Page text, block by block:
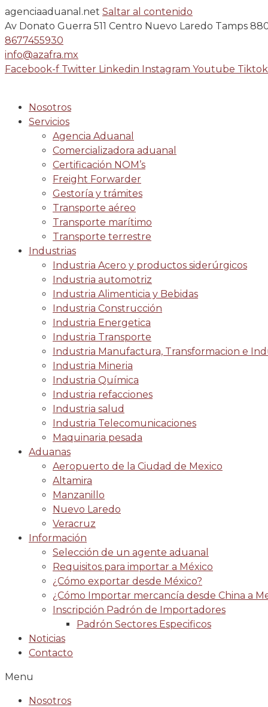
agenciaaduanal.net Saltar al contenido
Av Donato Guerra 511 Centro Nuevo Laredo Tamps
8677455930
info@azafra.mx
Facebook-f Twitter Linkedin Instagram Youtube Tiktok
Nosotros
Servicios
Agencia Aduanal
Comercializadora aduanal
Certificación NOM’s
Freight Forwarder
Gestoría y trámites
Transporte aéreo
Transporte marítimo
Transporte terrestre
Industrias
Industria Acero y productos siderúrgicos
Industria automotriz
Industria Alimenticia y Bebidas
Industria Construcción
Industria Energetica
Industria Transporte
Industria Manufactura, Transformacion e
Industria Mineria
Industria Química
Industria refacciones
Industria salud
Industria Telecomunicaciones
Maquinaria pesada
Aduanas
Aeropuerto de la Ciudad de Mexico
Altamira
Manzanillo
Nuevo Laredo
Veracruz
Información
Selección de un agente aduanal
Requisitos para importar a México
¿Cómo exportar desde México?
¿Cómo Importar mercancía desde China a
Inscripción Padrón de Importadores
Padrón Sectores Especificos
Noticias
Contacto
Menu
Nosotros